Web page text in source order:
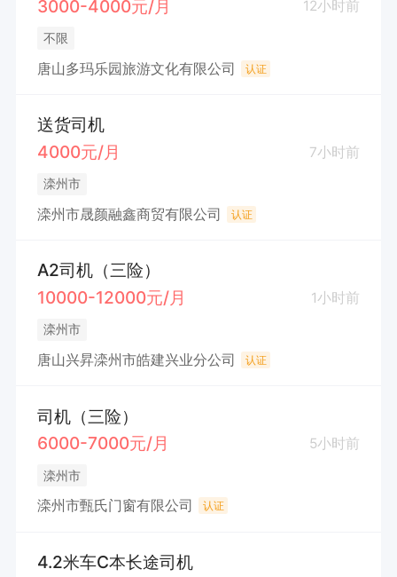
3000-4000元/月 12小时前
不限
唐山多玛乐园旅游文化有限公司 认证
送货司机
4000元/月
7小时前
滦州市
滦州市晟颜融鑫商贸有限公司 认证
A2司机（三险）
10000-12000元/月
1小时前
滦州市
唐山兴昇滦州市皓建兴业分公司 认证
司机（三险）
6000-7000元/月
5小时前
滦州市
滦州市甄氏门窗有限公司 认证
4.2米车C本长途司机